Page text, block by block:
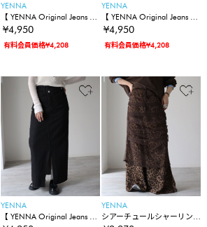
YENNA
【 YENNA Original Jeans 】
クロスデザインスリットデ
ニムスカート
¥4,950
有料会員価格¥4,208
YENNA
【 YENNA Original Jeans 】
クロスデザインスリットデ
ニムスカート
¥4,950
有料会員価格¥4,208
YENNA
【 YENNA Original Jeans 】
YENNA
シアーチュールシャーリン